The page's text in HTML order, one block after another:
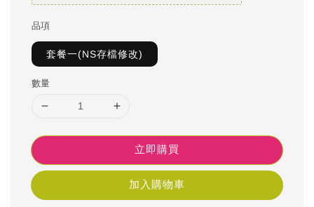
品項
套餐一(NS存檔修改)
數量
立即購買
加入購物車